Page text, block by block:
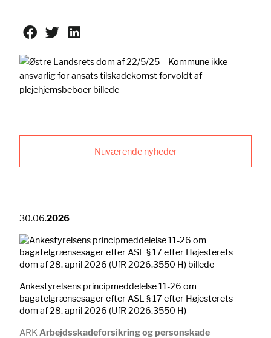
Nuværende nyheder
30.06.2026
Ankestyrelsens principmeddelelse 11-26 om
bagatelgrænsesager efter ASL § 17 efter Højesterets
dom af 28. april 2026 (UfR 2026.3550 H)
ARK Arbejdsskadeforsikring og personskade